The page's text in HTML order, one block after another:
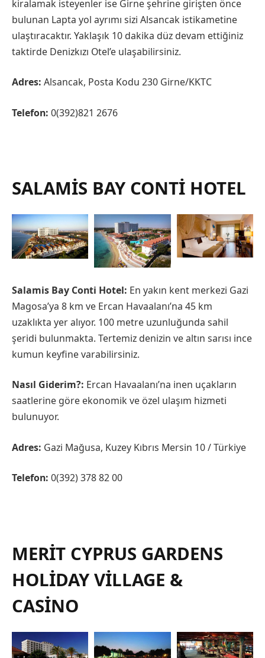
kiralamak isteyenler ise Girne şehrine girişten önce
bulunan Lapta yol ayrımı sizi Alsancak istikametine
ulaştıracaktır. Yaklaşık 10 dakika düz devam ettiğiniz
taktirde Denizkızı Otel’e ulaşabilirsiniz.
Adres: Alsancak, Posta Kodu 230 Girne/KKTC
Telefon: 0(392)821 2676
SALAMIS BAY CONTI HOTEL
Salamis Bay Conti Hotel: En yakın kent merkezi Gazi
Magosa’ya 8 km ve Ercan Havaalanı’na 45 km
uzaklıkta yer alıyor. 100 metre uzunluğunda sahil
şeridi bulunmakta. Tertemiz denizin ve altın sarısı ince
kumun keyfine varabilirsiniz.
Nasıl Giderim?: Ercan Havaalanı’na inen uçakların
saatlerine göre ekonomik ve özel ulaşım hizmeti
bulunuyor.
Adres: Gazi Mağusa, Kuzey Kıbrıs Mersin 10 / Türkiye
Telefon: 0(392) 378 82 00
MERIT CYPRUS GARDENS
HOLIDAY VILLAGE &
CASINO